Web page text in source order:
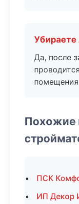
Убираете
Да, после
Похожие
ПСК
ИП Декор